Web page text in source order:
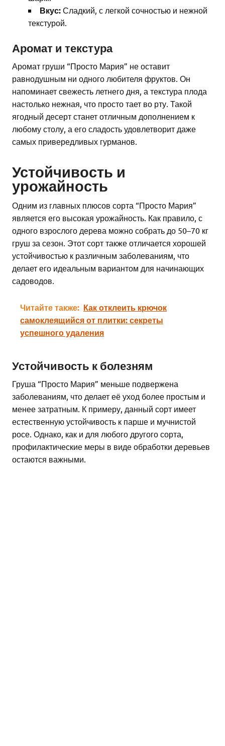
Вкус: Сладкий, с легкой сочностью и нежной
текстурой.
Аромат и текстура
Аромат груши “Просто Мария” не оставит
равнодушным ни одного любителя фруктов. Он
напоминает свежесть летнего дня, а текстура плода
настолько нежная, что просто тает во рту. Такой
ягодный десерт станет отличным дополнением к
любому столу, а его сладость удовлетворит даже
самых привередливых гурманов.
Устойчивость и
урожайность
Одним из главных плюсов сорта “Просто Мария”
является его высокая урожайность. Как правило, с
одного взрослого дерева можно собрать до 50–70 кг
груш за сезон. Этот сорт также отличается хорошей
устойчивостью к различным заболеваниям, что
делает его идеальным вариантом для начинающих
садоводов.
Читайте также: Как отклеить крючок
самоклеящийся от плитки: секреты
успешного удаления
Устойчивость к болезням
Груша “Просто Мария” меньше подвержена
заболеваниям, что делает её уход более простым и
менее затратным. К примеру, данный сорт имеет
естественную устойчивость к парше и мучнистой
росе. Однако, как и для любого другого сорта,
профилактические меры в виде обработки деревьев
остаются важными.